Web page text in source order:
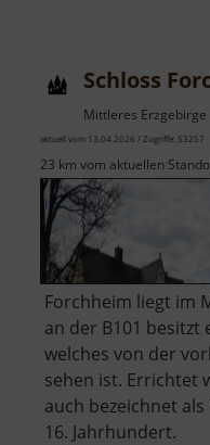
Schloss
Mittleres Erzgebirge
aktuell vom 13.04.2026 / Zugriffe: 53257
23 km vom aktuellen
Forchheim liegt im
an der B101 besitzt
welches von der
sehen ist. Errichtet
auch bezeichnet
16. Jahrhundert.